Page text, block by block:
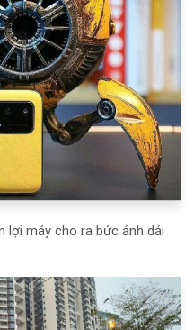
lợi máy cho ra bức ảnh dải